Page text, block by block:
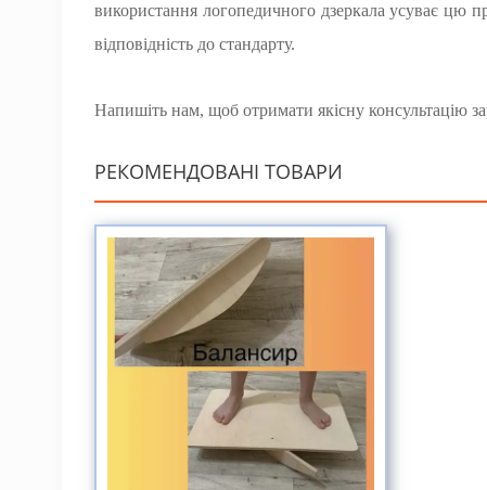
використання логопедичного дзеркала усуває цю
відповідність до стандарту.
Напишіть нам, щоб отримати якісну консультацію
РЕКОМЕНДОВАНІ ТОВАРИ